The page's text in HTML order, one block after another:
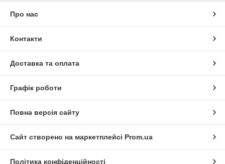
Про нас
Контакти
Доставка та оплата
Графік роботи
Повна версія сайту
Сайт створено на маркетплейсі Prom.ua
Політика конфіденційності